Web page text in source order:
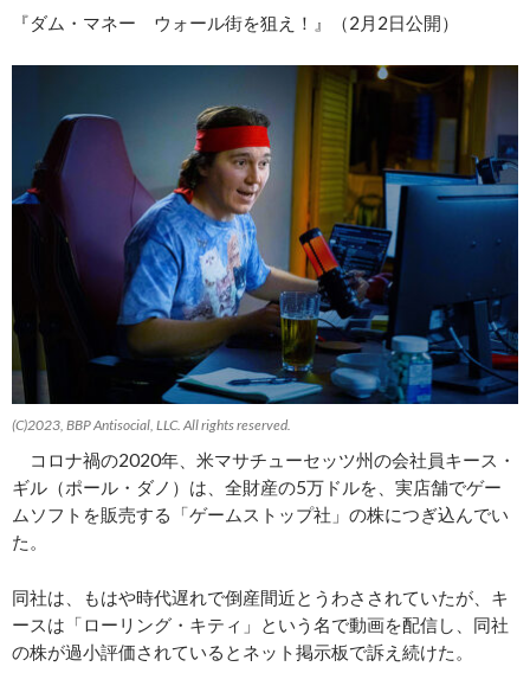
『ダム・マネー ウォール街を狙え！』（2月2日公開）
(C)2023, BBP Antisocial, LLC. All rights reserved.
コロナ禍の2020年、米マサチューセッツ州の会社員キース・
ギル（ポール・ダノ）は、全財産の5万ドルを、実店舗でゲー
ムソフトを販売する「ゲームストップ社」の株につぎ込んでい
た。
同社は、もはや時代遅れで倒産間近とうわさされていたが、キ
ースは「ローリング・キティ」という名で動画を配信し、同社
の株が過小評価されているとネット掲示板で訴え続けた。